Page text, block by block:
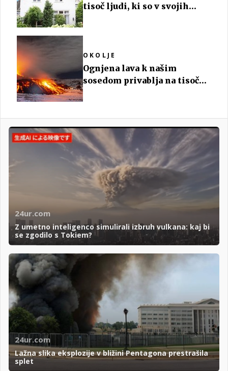
tisoč ljudi, ki so v svojih
OKOLJE
Ognjena lava k našim
sosedom privablja na tisoče
24ur.com
Z umetno inteligenco simulirali izbruh vulkana: kaj bi
se zgodilo s Tokiem?
24ur.com
Lažna slika eksplozije v bližini Pentagona prestrašila
splet